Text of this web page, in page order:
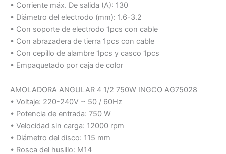
• Corriente máx. De salida (A): 130
• Diámetro del electrodo (mm): 1.6-3.2
• Con soporte de electrodo 1pcs con cable
• Con abrazadera de tierra 1pcs con cable
• Con cepillo de alambre 1pcs y casco 1pcs
• Empaquetado por caja de color
AMOLADORA ANGULAR 4 1/2 750W INGCO AG75028
• Voltaje: 220-240V ~ 50 / 60Hz
• Potencia de entrada: 750 W
• Velocidad sin carga: 12000 rpm
• Diámetro del disco: 115 mm
• Rosca del husillo: M14